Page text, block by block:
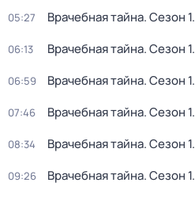
05:27 Врачебная тайна. Сезон 1
06:13 Врачебная тайна. Сезон 1
06:59 Врачебная тайна. Сезон 1
07:46 Врачебная тайна. Сезон 1
08:34 Врачебная тайна. Сезон 1
09:26 Врачебная тайна. Сезон 1